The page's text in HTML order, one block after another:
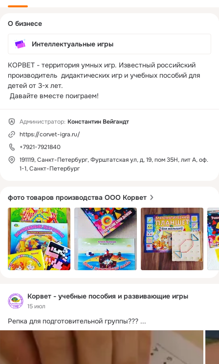
фото товаров производства ООО Корвет
Корвет - учебные пособия и развивающие игры
15 июл
Репка для подготовительной группы??? ...
колонка
О бизнесе
Интеллектуальные игры
КОРВЕТ - территория умных игр. Известный российский
производитель  дидактических игр и учебных пособий для
детей от 3-х лет.
Давайте вместе поиграем!
Администратор: Константин Вейгандт
https://corvet-igra.ru/
+7921-7921840
191119, Санкт-Петербург, Фурштатская ул, д, 19, пом 35Н, лит А, оф.
1-1, Санкт-Петербург